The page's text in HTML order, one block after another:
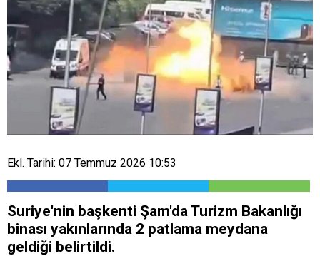
Ekl. Tarihi: 07 Temmuz 2026 10:53
Suriye'nin başkenti Şam'da Turizm Bakanlığı
binası yakınlarında 2 patlama meydana
geldiği belirtildi.